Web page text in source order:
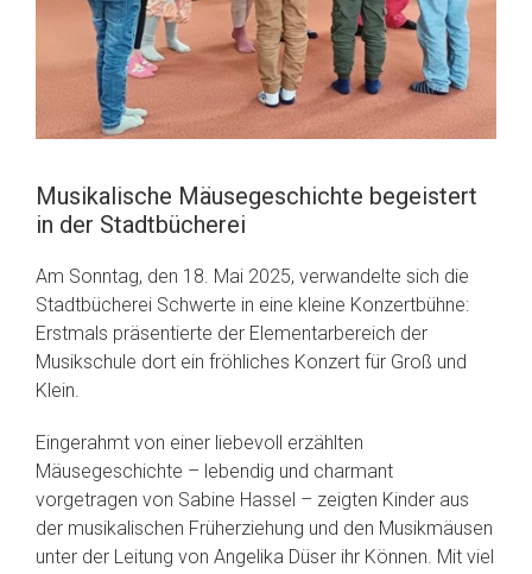
Musikalische Mäusegeschichte begeistert
in der Stadtbücherei
Am Sonntag, den 18. Mai 2025, verwandelte sich die
Stadtbücherei Schwerte in eine kleine Konzertbühne:
Erstmals präsentierte der Elementarbereich der
Musikschule dort ein fröhliches Konzert für Groß und
Klein.
Eingerahmt von einer liebevoll erzählten
Mäusegeschichte – lebendig und charmant
vorgetragen von Sabine Hassel – zeigten Kinder aus
der musikalischen Früherziehung und den Musikmäusen
unter der Leitung von Angelika Düser ihr Können. Mit viel